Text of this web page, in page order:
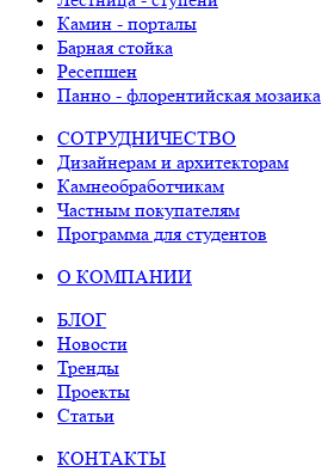
Камин - порталы
Барная стойка
Ресепшен
Панно - флорентийская мозаика
СОТРУДНИЧЕСТВО
Дизайнерам и архитекторам
Камнеобработчикам
Частным покупателям
Программа для студентов
О КОМПАНИИ
БЛОГ
Новости
Тренды
Проекты
Статьи
КОНТАКТЫ